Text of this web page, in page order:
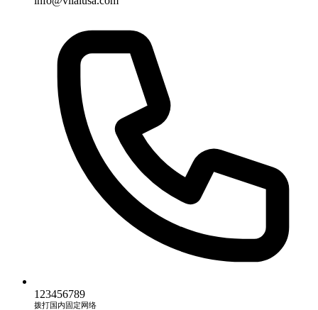
123456789
拨打国内固定网络